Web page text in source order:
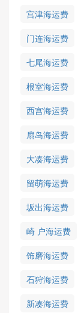
宫津海运费
门连海运费
七尾海运费
根室海运费
西宫海运费
扇岛海运费
大凑海运费
留萌海运费
坂出海运费
崎 户海运费
饰磨海运费
石狩海运费
新凑海运费